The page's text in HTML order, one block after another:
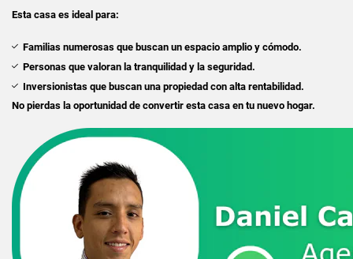
Esta casa es ideal para:
Familias numerosas que buscan un espacio amplio y cómodo.
Personas que valoran la tranquilidad y la seguridad.
Inversionistas que buscan una propiedad con alta rentabilidad.
No pierdas la oportunidad de convertir esta casa en tu nuevo hogar.